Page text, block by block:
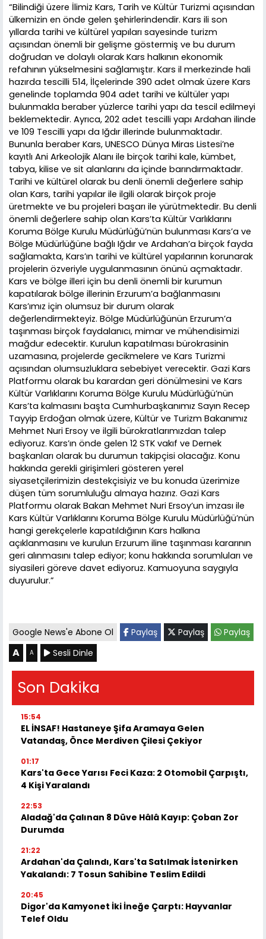
“Bilindiği üzere İlimiz Kars, Tarih ve Kültür Turizmi açısından
ülkemizin en önde gelen şehirlerindendir. Kars ili son
yıllarda tarihi ve kültürel yapıları sayesinde turizm
açısından önemli bir gelişme göstermiş ve bu durum
doğrudan ve dolaylı olarak Kars halkının ekonomik
refahının yükselmesini sağlamıştır. Kars il merkezinde hali
hazırda tescilli 514, İlçelerinde 390 adet olmak üzere Kars
genelinde toplamda 904 adet tarihi ve kültüler yapı
bulunmakla beraber yüzlerce tarihi yapı da tescil edilmeyi
beklemektedir. Ayrıca, 202 adet tescilli yapı Ardahan ilinde
ve 109 Tescilli yapı da Iğdır illerinde bulunmaktadır.
Bununla beraber Kars, UNESCO Dünya Miras Listesi’ne
kayıtlı Ani Arkeolojik Alanı ile birçok tarihi kale, kümbet,
tabya, kilise ve sit alanlarını da içinde barındırmaktadır.
Tarihi ve kültürel olarak bu denli önemli değerlere sahip
olan Kars, tarihi yapılar ile ilgili olarak birçok proje
üretmekte ve bu projeleri başarı ile yürütmektedir. Bu denli
önemli değerlere sahip olan Kars’ta Kültür Varlıklarını
Koruma Bölge Kurulu Müdürlüğü’nün bulunması Kars’a ve
Bölge Müdürlüğüne bağlı Iğdır ve Ardahan’a birçok fayda
sağlamakta, Kars’ın tarihi ve kültürel yapılarının korunarak
projelerin özveriyle uygulanmasının önünü açmaktadır.
Kars ve bölge illeri için bu denli önemli bir kurumun
kapatılarak bölge illerinin Erzurum’a bağlanmasını
Kars’ımız için olumsuz bir durum olarak
değerlendirmekteyiz. Bölge Müdürlüğünün Erzurum’a
taşınması birçok faydalanıcı, mimar ve mühendisimizi
mağdur edecektir. Kurulun kapatılması bürokrasinin
uzamasına, projelerde gecikmelere ve Kars Turizmi
açısından olumsuzluklara sebebiyet verecektir. Gazi Kars
Platformu olarak bu karardan geri dönülmesini ve Kars
Kültür Varlıklarını Koruma Bölge Kurulu Müdürlüğü’nün
Kars’ta kalmasını başta Cumhurbaşkanımız Sayın Recep
Tayyip Erdoğan olmak üzere, Kültür ve Turizm Bakanımız
Mehmet Nuri Ersoy ve ilgili bürokratlarımızdan talep
ediyoruz. Kars’ın önde gelen 12 STK vakıf ve Dernek
başkanları olarak bu durumun takipçisi olacağız. Konu
hakkında gerekli girişimleri gösteren yerel
siyasetçilerimizin destekçisiyiz ve bu konuda üzerimize
düşen tüm sorumluluğu almaya hazırız. Gazi Kars
Platformu olarak Bakan Mehmet Nuri Ersoy’un imzası ile
Kars Kültür Varlıklarını Koruma Bölge Kurulu Müdürlüğü’nün
hangi gerekçelerle kapatıldığının Kars halkına
açıklanmasını ve kurulun Erzurum iline taşınması kararının
geri alınmasını talep ediyor; konu hakkında sorumluları ve
siyasileri göreve davet ediyoruz. Kamuoyuna saygıyla
duyurulur.”
Google News'e Abone Ol Paylaş Paylaş Paylaş
A A Sesli Dinle
Son Dakika
15:54
EL İNSAF! Hastaneye Şifa Aramaya Gelen
Vatandaş, Önce Merdiven Çilesi Çekiyor
01:17
Kars'ta Gece Yarısı Feci Kaza: 2 Otomobil Çarpıştı,
4 Kişi Yaralandı
22:53
Aladağ'da Çalınan 8 Düve Hâlâ Kayıp: Çoban Zor
Durumda
21:22
Ardahan'da Çalındı, Kars'ta Satılmak İstenirken
Yakalandı: 7 Tosun Sahibine Teslim Edildi
20:45
Digor'da Kamyonet İki İneğe Çarptı: Hayvanlar
Telef Oldu